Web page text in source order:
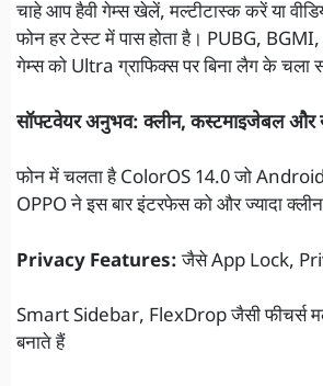
चाहे आप हैवी गेम्स खेलें, मल्टीटास्क करें या
फोन हर टेस्ट में पास होता है। PUBG,
गेम्स को Ultra ग्राफिक्स पर बिना लैग के चला
सॉफ्टवेयर अनुभव: क्लीन, कस्टमाइजेबल और
फोन में चलता है ColorOS 14.0 जो
OPPO ने इस बार इंटरफेस को और ज्यादा
Privacy Features:जैसे App Lock,
Smart Sidebar, FlexDrop जैसी फीचर्स
बनाते हैं